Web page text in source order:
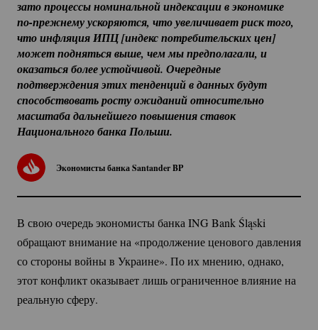
Экономисты банка Santander BP
по-прежнему ускоряются, что увеличивает риск того,
что инфляция ИПЦ [индекс потребительских цен]
может подняться выше, чем мы предполагали, и
оказаться более устойчивой. Очередные
подтверждения этих тенденций в данных будут
способствовать росту ожиданий относительно
масштаба дальнейшего повышения ставок
Национального банка Польши.
В свою очередь экономисты банка ING Bank Śląski
обращают внимание на «продолжение ценового давления
со стороны войны в Украине». По их мнению, однако,
этот конфликт оказывает лишь ограниченное влияние на
реальную сферу.